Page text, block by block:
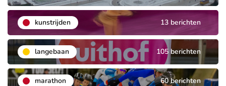
kunstrijden 13 berichten
langebaan 105 berichten
marathon 60 berichten